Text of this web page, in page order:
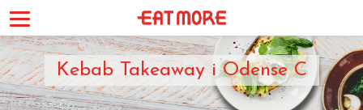
Kebab Takeaway i Odense C